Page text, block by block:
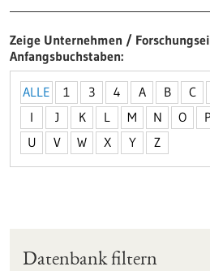
Zeige Unternehmen /
Anfangsbuchstaben
ALLE 1 3 4 A B C
I
J K L M N O P
U
V W X Y Z
Datenbank filtern